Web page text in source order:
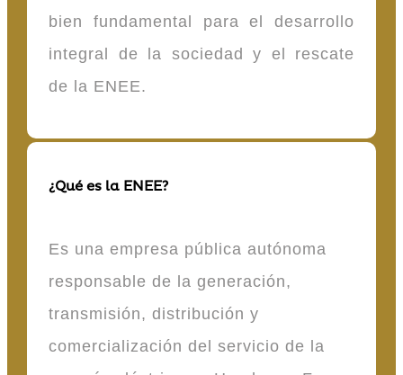
bien fundamental para el desarrollo
integral de la sociedad y el rescate
de la ENEE.
¿Qué es la ENEE?
Es una empresa pública autónoma
responsable de la generación,
transmisión, distribución y
comercialización del servicio de la